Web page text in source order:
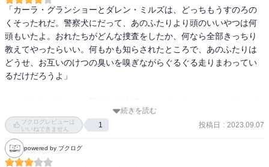
語にどんどん惹き込まれてしまうこと請け合いです。
「カーラ・グランショーとダレン・ミルズは、どっちもうすのろの
くそったれだ。警察犬にだって、あのふたりより頭のいいやつは何
頭もいたよ。おれたちがどんな捜査をしたか、何なら全部きっちり
教えてやったらいい。何もかも知らされたところで、あのふたりは
どうせ、お互いのけつの臭いを嗅ぎながらぐるぐる走りまわってい
るだけだろうよ」
は全10作を予定しているとの事。そのうち本棚もホロヴィッツ用の
スペースが必要になりそうだ。それにしても、ホーソーンの毒舌は
凄まじい（だって、これ読者に対しても言える事だよね？）。
続きを読む
ブクログレビューは
いいねできません
1 投稿日 : 2023.09.07
powered by ブクログ